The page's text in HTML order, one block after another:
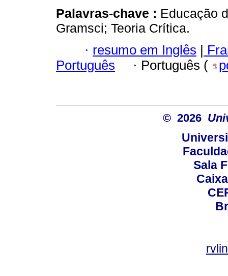
Palavras-chave : Educação
Gramsci; Teoria Crítica.
· resumo em Inglês |
Português
· Português (
© 2026
Sala